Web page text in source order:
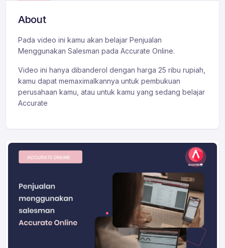
About
Pada video ini kamu akan belajar Penjualan
Menggunakan Salesman pada Accurate Online.
Video ini hanya dibanderol dengan harga 25 ribu rupiah,
kamu dapat memaximalkannya untuk pembukuan
perusahaan kamu, atau untuk kamu yang sedang belajar
Accurate